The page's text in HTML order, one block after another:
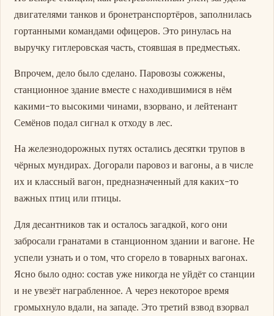
двигателями танков и бронетранспортёров, заполнилась
гортанными командами офицеров. Это ринулась на
выручку гитлеровская часть, стоявшая в предместьях.
Впрочем, дело было сделано. Паровозы сожжены,
станционное здание вместе с находившимися в нём
какими-то высокими чинами, взорвано, и лейтенант
Семёнов подал сигнал к отходу в лес.
На железнодорожных путях остались десятки трупов в
чёрных мундирах. Догорали паровоз и вагоны, а в числе
их и классный вагон, предназначенный для каких-то
важных птиц или птицы.
Для десантников так и осталось загадкой, кого они
забросали гранатами в станционном здании и вагоне. Не
успели узнать и о том, что сгорело в товарных вагонах.
Ясно было одно: состав уже никогда не уйдёт со станции
и не увезёт награбленное. А через некоторое время
громыхнуло вдали, на западе. Это третий взвод взорвал